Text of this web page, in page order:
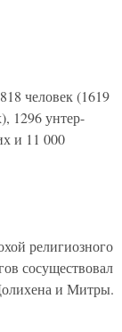
человек (1619
1296 унтер-
и 11 000
религиозного
сосуществовал
и Митры.